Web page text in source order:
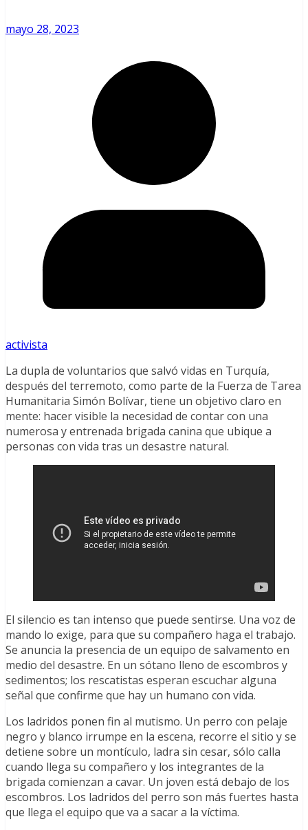
mayo 28, 2023
activista
La dupla de voluntarios que salvó vidas en Turquía,
después del terremoto, como parte de la Fuerza de Tarea
Humanitaria Simón Bolívar, tiene un objetivo claro en
mente: hacer visible la necesidad de contar con una
numerosa y entrenada brigada canina que ubique a
personas con vida tras un desastre natural.
El silencio es tan intenso que puede sentirse. Una voz de
mando lo exige, para que su compañero haga el trabajo.
Se anuncia la presencia de un equipo de salvamento en
medio del desastre. En un sótano lleno de escombros y
sedimentos; los rescatistas esperan escuchar alguna
señal que confirme que hay un humano con vida.
Los ladridos ponen fin al mutismo. Un perro con pelaje
negro y blanco irrumpe en la escena, recorre el sitio y se
detiene sobre un montículo, ladra sin cesar, sólo calla
cuando llega su compañero y los integrantes de la
brigada comienzan a cavar. Un joven está debajo de los
escombros. Los ladridos del perro son más fuertes hasta
que llega el equipo que va a sacar a la víctima.